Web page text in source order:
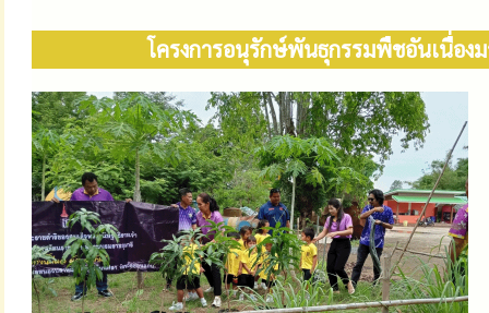
โครงการอนุรักษ์พันธุกรรมพืชอันเนื่อง